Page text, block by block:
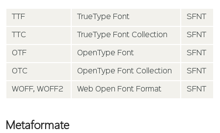
TTF TrueType Font SFNT
TTC TrueType Font Collection SFNT
OTF OpenType Font SFNT
OTC OpenType Font Collection SFNT
WOFF, WOFF2 Web Open Font Format SFNT
Metaformate